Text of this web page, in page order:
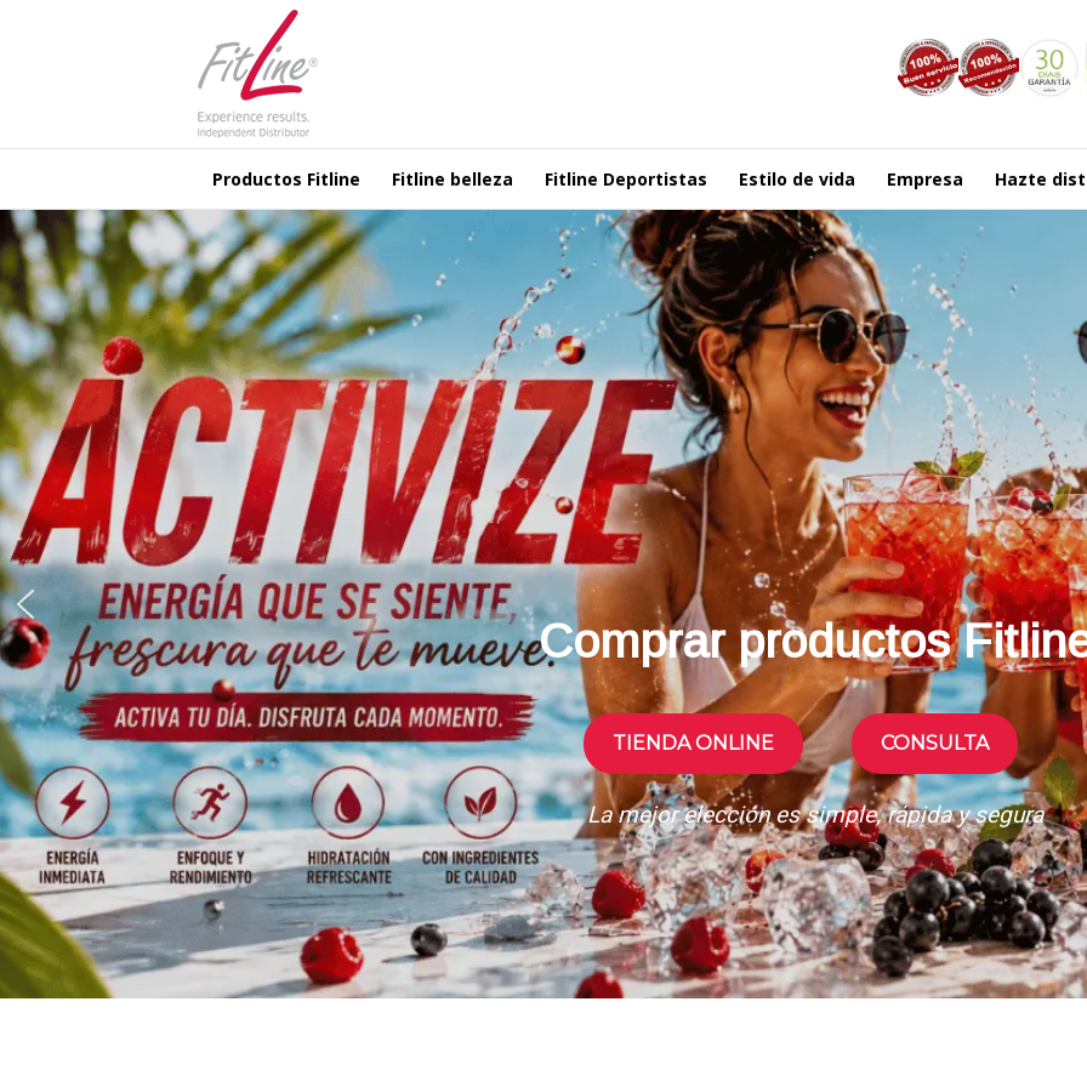
Productos Fitline Fitline belleza Fitline Deportistas Estilo de vida Empresa Hazte
Comprar productos
TIENDA ONLINE CONSULTA
La mejor elección es simple, rápida y segura